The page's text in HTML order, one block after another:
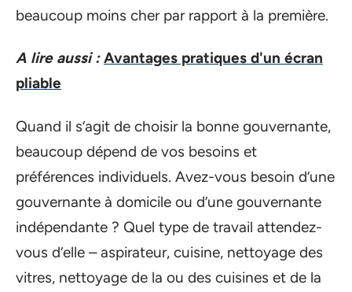
beaucoup moins cher par rapport à la première.
A lire aussi : Avantages pratiques d'un écran
pliable
Quand il s’agit de choisir la bonne gouvernante,
beaucoup dépend de vos besoins et
préférences individuels. Avez-vous besoin d’une
gouvernante à domicile ou d’une gouvernante
indépendante ? Quel type de travail attendez-
vous d’elle – aspirateur, cuisine, nettoyage des
vitres, nettoyage de la ou des cuisines et de la